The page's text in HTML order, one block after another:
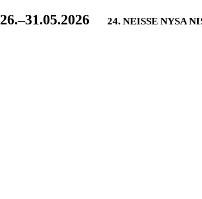
26.–31.05.2026 24. NEISSE NYSA